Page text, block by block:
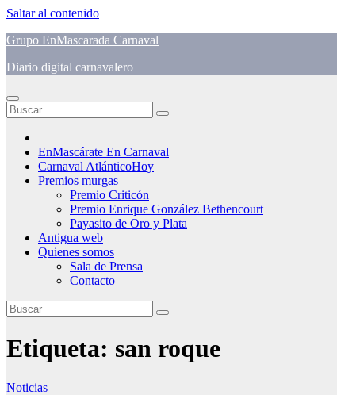
Saltar al contenido
Grupo EnMascarada Carnaval
Diario digital carnavalero
EnMascárate En Carnaval
Carnaval AtlánticoHoy
Premios murgas
Premio Criticón
Premio Enrique González Bethencourt
Payasito de Oro y Plata
Antigua web
Quienes somos
Sala de Prensa
Contacto
Etiqueta: san roque
Noticias